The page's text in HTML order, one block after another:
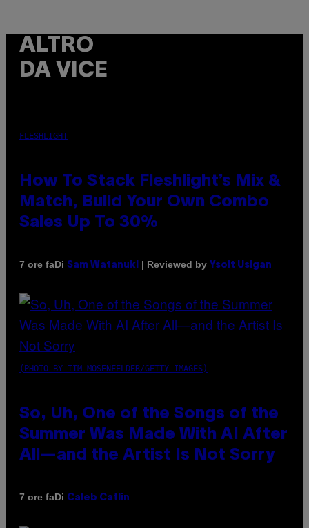
ALTRO
DA VICE
FLESHLIGHT
How To Stack Fleshlight’s Mix &
Match, Build Your Own Combo
Sales Up To 30%
7 ore faDi Sam Watanuki | Reviewed by Ysolt Usigan
(PHOTO BY TIM MOSENFELDER/GETTY IMAGES)
So, Uh, One of the Songs of the
Summer Was Made With AI After
All—and the Artist Is Not Sorry
7 ore faDi Caleb Catlin